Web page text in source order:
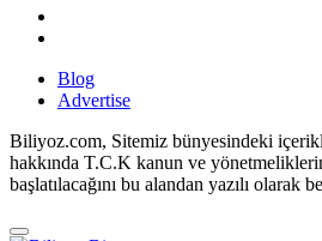
Blog
Advertise
Biliyoz.com, Sitemiz bünyesindeki
hakkında T.C.K kanun ve
başlatılacağını bu alandan yazılı olarak